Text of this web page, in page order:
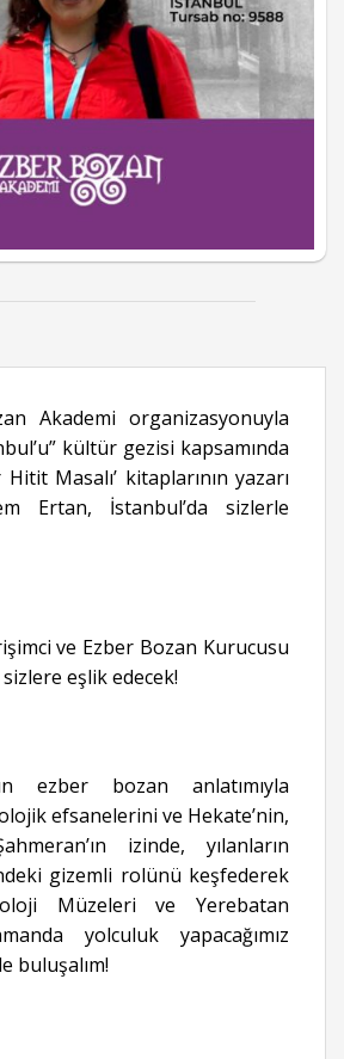
Akademi organizasyonuyla
kültür gezisi kapsamında
Hitit Masalı’ kitaplarının yazarı
Ertan, İstanbul’da sizlerle
ve Ezber Bozan Kurucusu
eşlik edecek!
ezber bozan anlatımıyla
efsanelerini ve Hekate’nin,
izinde, yılanların
gizemli rolünü keşfederek
Müzeleri ve Yerebatan
yolculuk yapacağımız
buluşalım!